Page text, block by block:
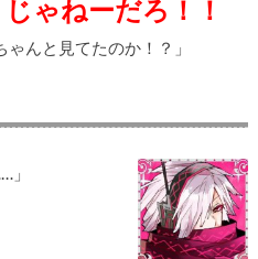
ゃねーだろ！！
ゃんと見てたのか！？」
」